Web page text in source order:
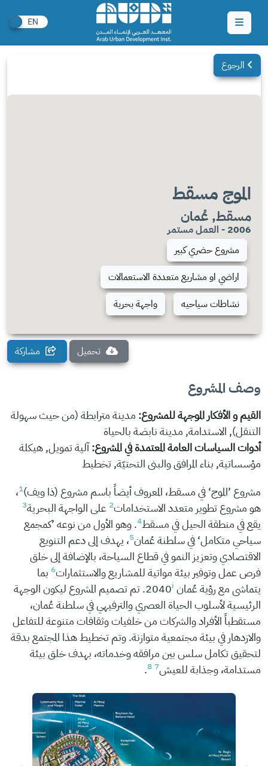
الرجوع
الموج مسقط
مسقط, عُمان
2006 - العمل مستمر
مشروع حضري كبير
اراضي او مشاريع متعددة الاستعمالات
نشاطات سياحيه
واجهة بحرية
تحميل مشاركة
وصف المشروع
القيم و الأفكار الموجهة للمشروع: مدينة مترابطة (من حيث سهولة
التنقل), الاستدامة, مدينة نابضة بالحياة
أدوات السياسات العامة المعتمدة في المشروع:آلية تمويل, هيكلة
مؤسساتية, بناء المرافق والبنى التحتيّة, تخطيط
مشروع ’الموج‘ في مسقط، المعروف أيضاً باسم مشروع (ذا ويف)1،
هو مشروع تطوير متعدد الاستخدامات2 على الواجهة البحرية3
يقع في منطقة الحيل في مسقط4. وهو الأول من نوعه ’كمجمع
سياحي متكامل‘ في سلطنة عُمان5، يهدف إلى دعم التنويع
الاقتصادي وتعزيز النمو في قطاع السياحة، بالإضافة إلى خلق
فرص عمل وتوفير بيئة مواتية للمشاريع والاستثمارات6 بما
يتماشى مع رؤية عُمان 2040 i
. تم تصميم المشروع ليكون الوجهة
الرئيسية لأسلوب الحياة العصري والترفيهي في سلطنة عُمان،
مستقطباً الأفراد والشركات من خلفيات وثقافات متنوعة للتفاعل
والازدهار في بيئة مجتمعية متوازنة. وتم تخطيط هذا المجتمع بدقة
لتحقيق تكامل سلس بين مرافقه وخدماته، بهدف خلق بيئة
مستدامة، وجذابة للعيش7
8
.